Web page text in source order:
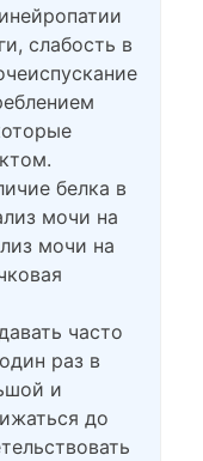
слабость в
белка в
мочи на
мочи на
часто
раз в
и
до